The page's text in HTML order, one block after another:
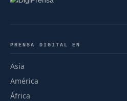
PRENSA DIGITAL EN
Asia
América
África